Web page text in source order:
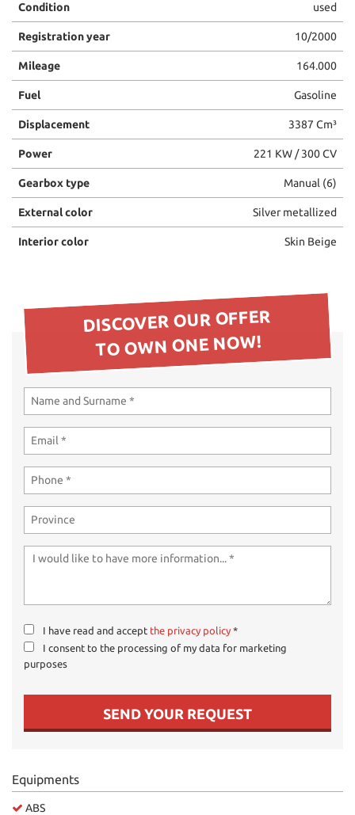
Condition used
Registration year 10/2000
Mileage 164.000
Fuel Gasoline
Displacement 3387 Cm³
Power 221 KW / 300 CV
Gearbox type Manual (6)
External color Silver metallized
Interior color Skin Beige
DISCOVER OUR OFFER
TO OWN ONE NOW!
I have read and accept the privacy policy *
I consent to the processing of my data for marketing
purposes
SEND YOUR REQUEST
Equipments
ABS
please
refer
the
cookie
policy.
You
can
review
and
your
any
Preferences cookies
cookie
policy
settings